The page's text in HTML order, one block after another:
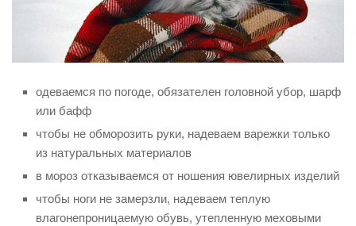
Виды деятельности
Обслуживание опасных производственных объектов
УГЗ рекомендует
Памятки населению
Как стать спасателем
Уголок гражданской обороны
одеваемся по погоде, обязателен головной убор, шарф
или бафф
чтобы не обморозить руки, надеваем варежки только
из натуральных материалов
в мороз отказываемся от ношения ювелирных изделий
чтобы ноги не замерзли, надеваем теплую
влагонепроницаемую обувь, утепленную меховыми